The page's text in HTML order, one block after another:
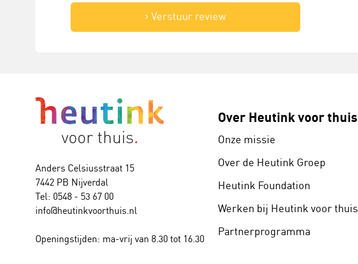
Verstuur review
Anders Celsiusstraat 15
7442 PB Nijverdal
Tel: 0548 - 53 67 00
info@heutinkvoorthuis.nl
Openingstijden: ma-vrij van 8.30 tot 16.30
Over Heutink voor thuis
Onze missie
Over de Heutink Groep
Heutink Foundation
Werken bij Heutink voor thuis
Partnerprogramma